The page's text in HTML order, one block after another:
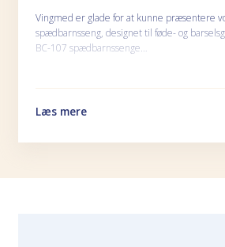
Vingmed er glade for at kunne præsentere
spædbarnsseng, designet til føde- og
BC-107 spædbarnssenge…
Læs mere